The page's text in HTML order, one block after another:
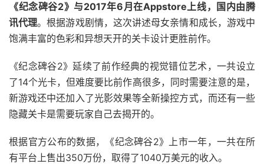
《纪念碑谷2》与2017年6月在Appstore上线，国内由腾
讯代理。根据游戏剧情，这次讲述母女亲情和成长，游戏中
饱满丰富的色彩和异想天开的关卡设计更胜前作。
《纪念碑谷2》延续了前作经典的视觉错位艺术，一共设立
了14个光卡，但难度要比前作高很多，同时需要注意的是，
新游戏还中还加入了光影效果等全新操控方式，而还有一些
隐藏关卡是需要玩家自己去揭开的。
根据官方公布的数据，《纪念碑谷2》上市一年，一共在所
有平台上售出350万份，取得了1040万美元的收入。